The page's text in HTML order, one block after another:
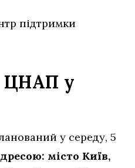
підтримки
ЦНАП у
у середу, 5
місто Київ,